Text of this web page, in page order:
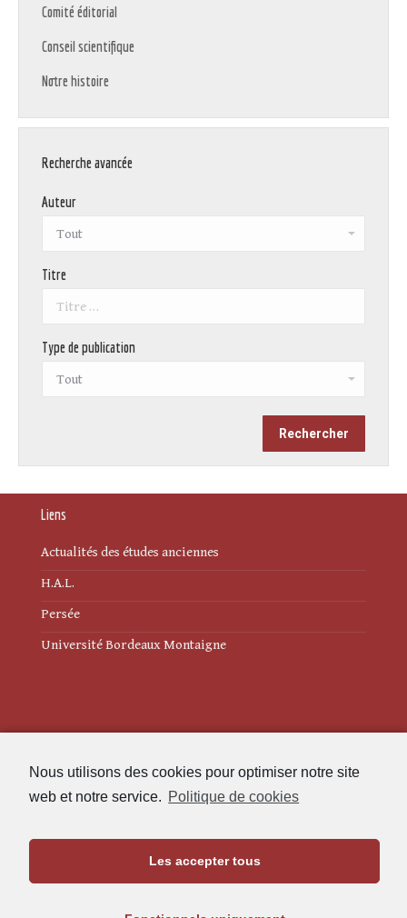
Nous utilisons des cookies pour optimiser notre site
web et notre service. Politique de cookies
Les accepter tous
Comité éditorial
Conseil scientifique
Notre histoire
Recherche avancée
Auteur
Titre
Type de publication
Liens
Actualités des études anciennes
H.A.L.
Persée
Université Bordeaux Montaigne
Politique de cookies (UE)
Maison de l'Archéologie